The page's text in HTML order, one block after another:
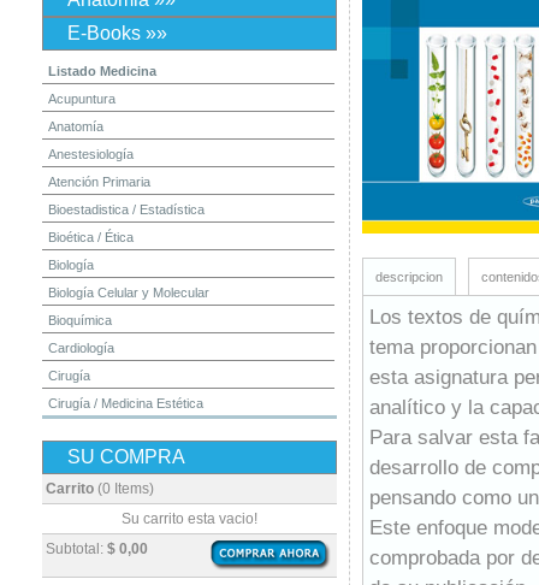
E-Books »»
Listado Medicina
Acupuntura
Anatomía
Anestesiología
Atención Primaria
Bioestadistica / Estadística
Bioética / Ética
Biología
Biología Celular y Molecular
Bioquímica
Cardiología
Cirugía
Cirugía / Medicina Estética
Dermatología
Diagnóstico por Imagen / Radiología
Embriología
SU COMPRA
Carrito (0 Items)
Subtotal: $ 0,00
Su carrito esta vacio!
descripcion
Los textos de
tema
esta asignatura
analítico y la
Para salvar esta
desarrollo de
pensando como
Este enfoque
comprobada por